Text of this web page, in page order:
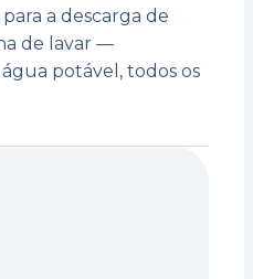
a descarga de
de lavar —
potável, todos os